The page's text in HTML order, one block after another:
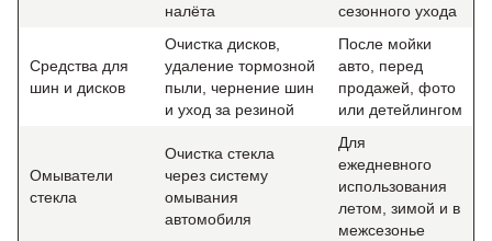
налёта
сезонного ухода
Средства для
шин и дисков
Очистка дисков,
удаление тормозной
пыли, чернение шин
и уход за резиной
После мойки
авто, перед
продажей, фото
или детейлингом
Омыватели
стекла
Очистка стекла
через систему
омывания
автомобиля
Для
ежедневного
использования
летом, зимой и в
межсезонье